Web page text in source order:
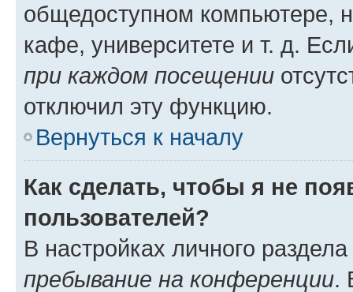
общедоступном компьютере,
кафе, университете и т. д.
при каждом посещении
отключил эту функцию.
Вернуться к началу
Как сделать, чтобы я не
пользователей?
В настройках личного
пребывание на конференции.